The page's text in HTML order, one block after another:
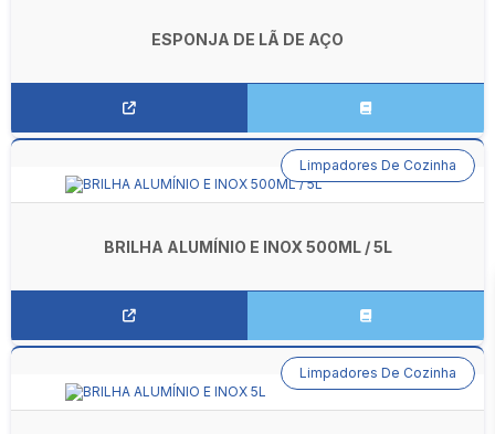
ESPONJA DE LÃ DE AÇO
BRILHA ALUMÍNIO E INOX 500ML / 5L
Limpadores De Cozinha
Limpadores De Cozinha